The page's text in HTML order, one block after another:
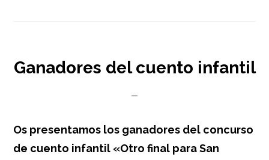
Ganadores del cuento infantil
Os presentamos los ganadores del concurso
de cuento infantil «Otro final para San